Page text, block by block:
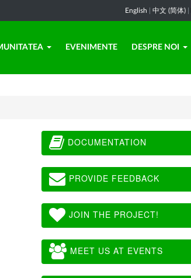
English 中文 (简体)
EVENIMENTE DESPRE NOI
DOCUMENTATION
PROVIDE FEEDBACK
JOIN THE PROJECT!
MEET US AT EVENTS